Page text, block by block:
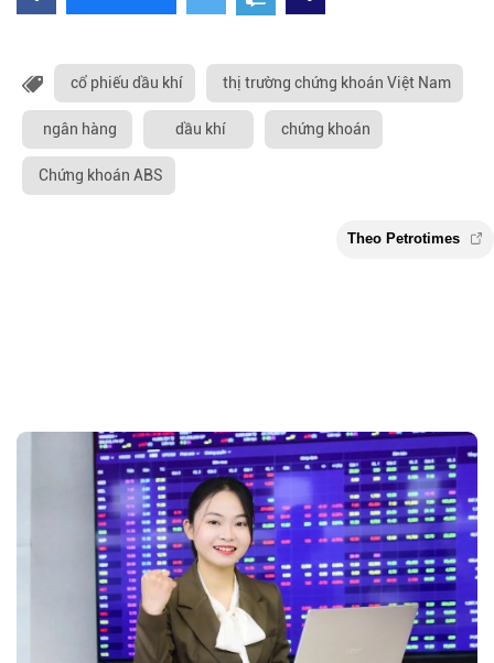
cổ phiếu dầu khí thị trường chứng khoán Việt Nam
ngân hàng dầu khí chứng khoán
Chứng khoán ABS
Theo